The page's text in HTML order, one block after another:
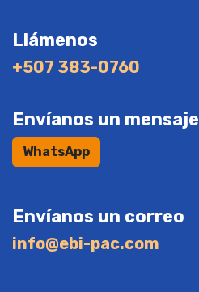
Llámenos
+507 383-0760
Envíanos un mensaje
WhatsAp​p
Envíanos un correo
info@ebi-pac.com